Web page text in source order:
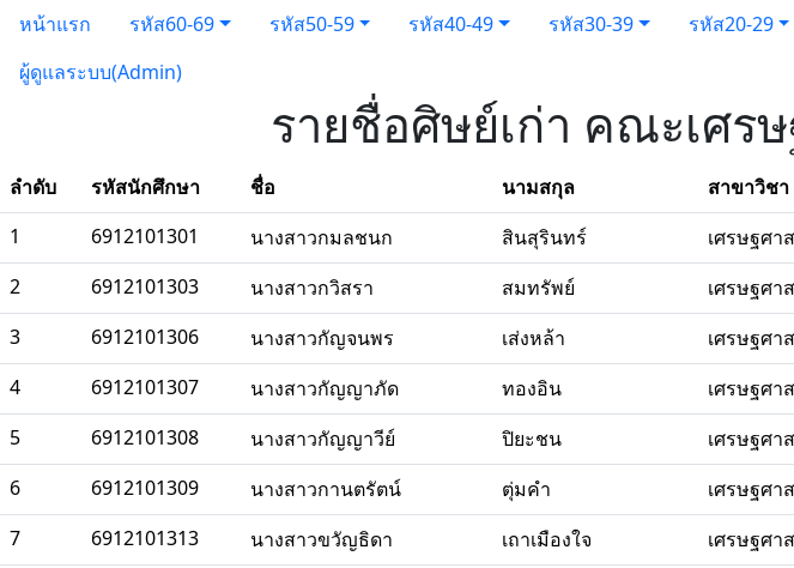
หน้าแรก รหัส60-69 รหัส50-59 รหัส40-49 รหัส30-39 รหัส20-29
ผู้ดูแลระบบ(Admin)
รายชื่อศิษย์เก่า คณะเศร
ลำดับ รหัสนักศึกษา ชื่อ นามสกุล สาขาวิชา
1
6912101301 นางสาวกมลชนก สินสุรินทร์ เศรษฐศา
2
6912101303 นางสาวกวิสรา สมทรัพย์ เศรษฐศา
3
6912101306 นางสาวกัญจนพร เส่งหล้า เศรษฐศา
4
6912101307 นางสาวกัญญาภัด ทองอิน เศรษฐศา
5
6912101308 นางสาวกัญญาวีย์ ปิยะชน เศรษฐศา
6
6912101309 นางสาวกานตรัตน์ ตุ่มคำ เศรษฐศา
7
6912101313 นางสาวขวัญธิดา เถาเมืองใจ เศรษฐศา